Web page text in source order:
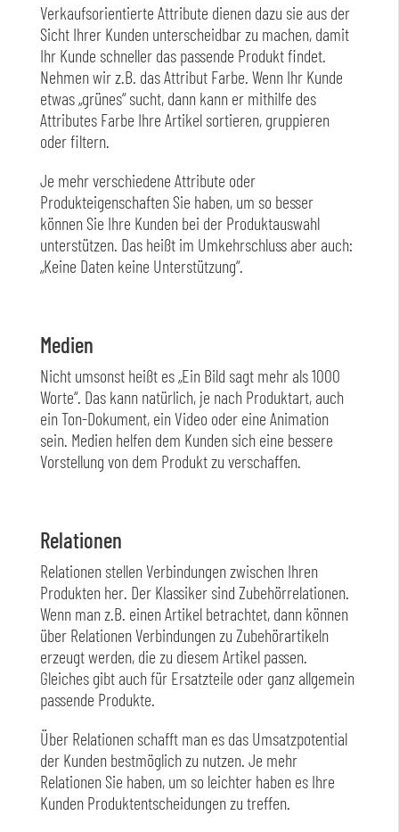
Verkaufsorientierte Attribute dienen dazu sie aus der
Sicht Ihrer Kunden unterscheidbar zu machen, damit
Ihr Kunde schneller das passende Produkt findet.
Nehmen wir z.B. das Attribut Farbe. Wenn Ihr Kunde
etwas „grünes“ sucht, dann kann er mithilfe des
Attributes Farbe Ihre Artikel sortieren, gruppieren
oder filtern.
Je mehr verschiedene Attribute oder
Produkteigenschaften Sie haben, um so besser
können Sie Ihre Kunden bei der Produktauswahl
unterstützen. Das heißt im Umkehrschluss aber auch:
„Keine Daten keine Unterstützung“.
Medien
Nicht umsonst heißt es „Ein Bild sagt mehr als 1000
Worte“. Das kann natürlich, je nach Produktart, auch
ein Ton-Dokument, ein Video oder eine Animation
sein. Medien helfen dem Kunden sich eine bessere
Vorstellung von dem Produkt zu verschaffen.
Relationen
Relationen stellen Verbindungen zwischen Ihren
Produkten her. Der Klassiker sind Zubehörrelationen.
Wenn man z.B. einen Artikel betrachtet, dann können
über Relationen Verbindungen zu Zubehörartikeln
erzeugt werden, die zu diesem Artikel passen.
Gleiches gibt auch für Ersatzteile oder ganz allgemein
passende Produkte.
Über Relationen schafft man es das Umsatzpotential
der Kunden bestmöglich zu nutzen. Je mehr
Relationen Sie haben, um so leichter haben es Ihre
Kunden Produktentscheidungen zu treffen.